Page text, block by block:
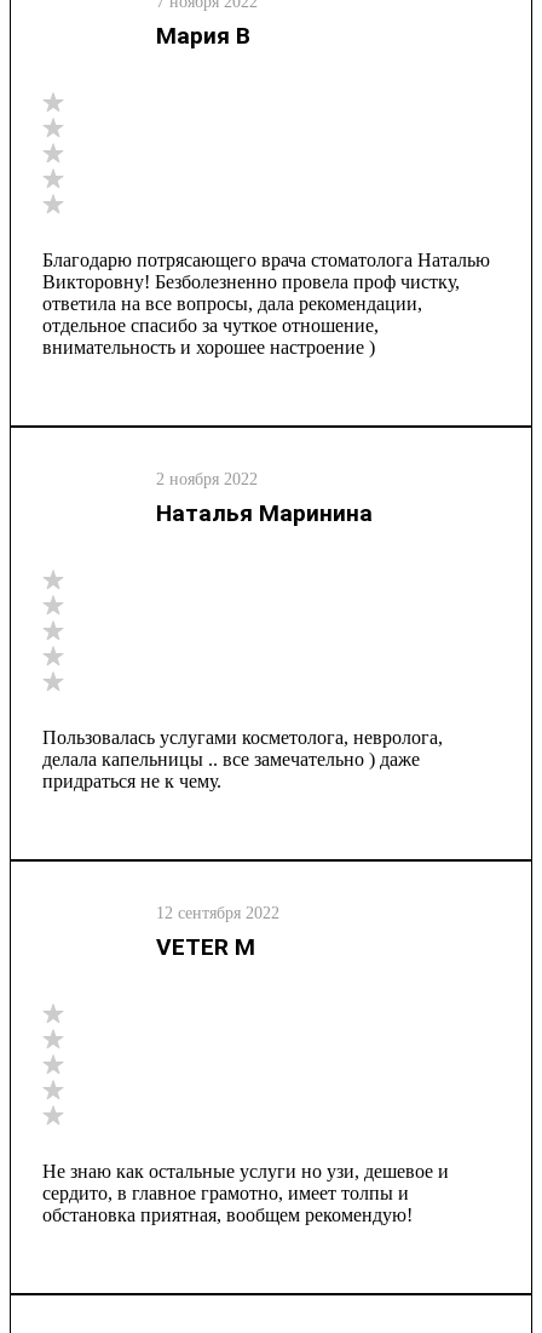
Мария В
Благодарю потрясающего врача стоматолога Наталью
Викторовну! Безболезненно провела проф чистку,
ответила на все вопросы, дала рекомендации,
отдельное спасибо за чуткое отношение,
внимательность и хорошее настроение )
2 ноября 2022
Наталья Маринина
Пользовалась услугами косметолога, невролога,
делала капельницы .. все замечательно ) даже
придраться не к чему.
12 сентября 2022
VETER М
Не знаю как остальные услуги но узи, дешевое и
сердито, в главное грамотно, имеет толпы и
обстановка приятная, вообщем рекомендую!